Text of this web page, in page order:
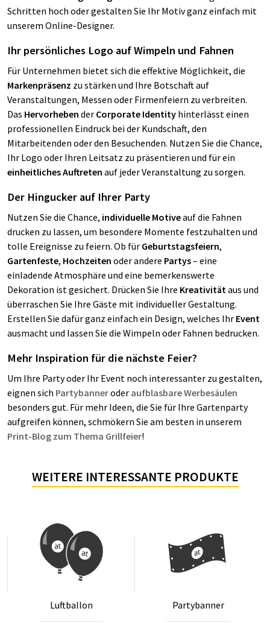
Schritten hoch oder gestalten Sie Ihr Motiv ganz einfach mit
unserem Online-Designer.
Ihr persönliches Logo auf Wimpeln und Fahnen
Für Unternehmen bietet sich die effektive Möglichkeit, die
Markenpräsenz zu stärken und Ihre Botschaft auf
Veranstaltungen, Messen oder Firmenfeiern zu verbreiten.
Das Hervorheben der Corporate Identity hinterlässt einen
professionellen Eindruck bei der Kundschaft, den
Mitarbeitenden oder den Besuchenden. Nutzen Sie die Chance,
Ihr Logo oder Ihren Leitsatz zu präsentieren und für ein
einheitliches Auftreten auf jeder Veranstaltung zu sorgen.
Der Hingucker auf Ihrer Party
Nutzen Sie die Chance, individuelle Motiveauf die Fahnen
drucken zu lassen, um besondere Momente festzuhalten und
tolle Ereignisse zu feiern. Ob für Geburtstagsfeiern,
Gartenfeste, Hochzeiten oder andere Partys– eine
einladende Atmosphäre und eine bemerkenswerte
Dekoration ist gesichert. Drücken Sie Ihre Kreativitätaus und
überraschen Sie Ihre Gäste mit individueller Gestaltung.
Erstellen Sie dafür ganz einfach ein Design, welches Ihr Event
ausmacht und lassen Sie die Wimpeln oder Fahnen bedrucken.
Mehr Inspiration für die nächste Feier?
Um Ihre Party oder Ihr Event noch interessanter zu gestalten,
eignen sich Partybanneroder aufblasbare Werbesäulen
besonders gut. Für mehr Ideen, die Sie für Ihre Gartenparty
aufgreifen können, schmökern Sie am besten in unserem
Print-Blog zum Thema Grillfeier!
WEITERE INTERESSANTE PRODUKTE
Luft­bal­lon Par­ty­ban­ner